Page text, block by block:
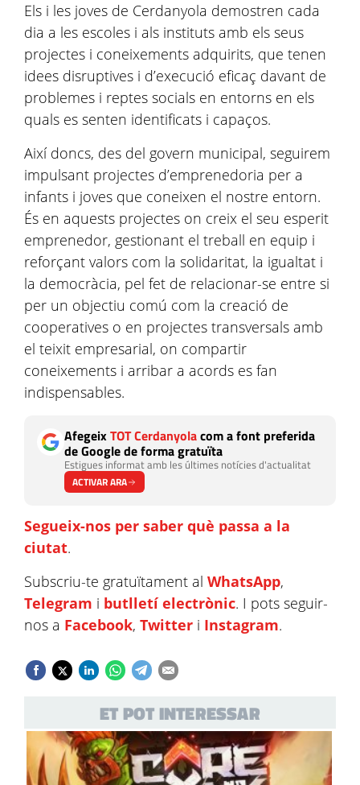
Els i les joves de Cerdanyola demostren cada
dia a les escoles i als instituts amb els seus
projectes i coneixements adquirits, que tenen
idees disruptives i d’execució eficaç davant de
problemes i reptes socials en entorns en els
quals es senten identificats i capaços.
Així doncs, des del govern municipal, seguirem
impulsant projectes d’emprenedoria per a
infants i joves que coneixen el nostre entorn.
És en aquests projectes on creix el seu esperit
emprenedor, gestionant el treball en equip i
reforçant valors com la solidaritat, la igualtat i
la democràcia, pel fet de relacionar-se entre si
per un objectiu comú com la creació de
cooperatives o en projectes transversals amb
el teixit empresarial, on compartir
coneixements i arribar a acords es fan
indispensables.
AfegeixTOT Cerdanyolacom a font preferida
de Google de forma gratuïta
Estigues informat amb les últimes notícies d'actualitat
ACTIVAR ARA
Segueix-nos per saber què passa a la
ciutat.
Subscriu-te gratuïtament al WhatsApp,
Telegram i butlletí electrònic. I pots seguir-
nos a Facebook, Twitter i Instagram.
ET POT INTERESSAR